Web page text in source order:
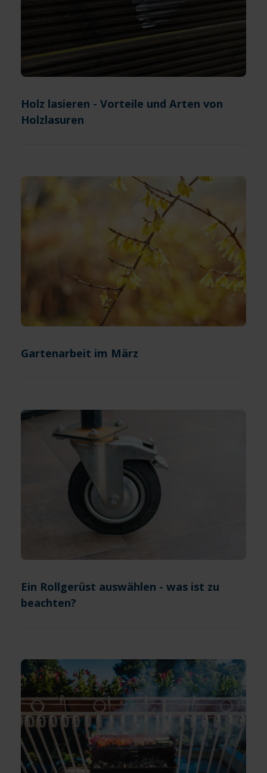
Holz lasieren - Vorteile und Arten von
Holzlasuren
Gartenarbeit im März
Ein Rollgerüst auswählen - was ist zu
beachten?